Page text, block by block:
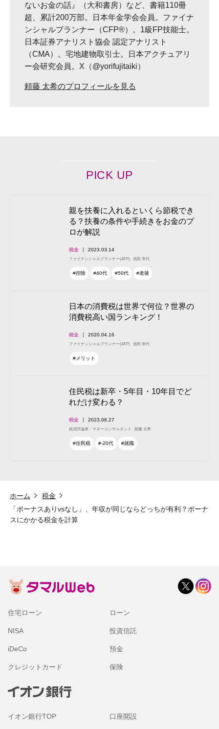
ないお金の話』（大和書房）など、書籍110冊
超、累計200万部。日本年金学会会員。ファイナ
ンシャルプランナー（CFP®）。1級FP技能士。
日本証券アナリスト協会 認定アナリスト
（CMA）。宅地建物取引士。日本アクチュアリ
ー会研究会員。X（@yorifujitaiki）
頼藤 太希のプロフィールを見る
PICK UP
親を扶養に入れるといくら節税でき
る？扶養の条件や手続きをお金のプ
ロが解説
税金 2023.03.14
ファイナンシャルプランナー(AFP) 池田 幸代
#控除 #40代 #50代 #老後
日本の消費税は世界で何位？世界の
消費税高い国ランキング！
税金 2020.04.16
ファイナンシャルプランナー(AFP) 池田 幸代
#メリット
住民税は新卒・5年目・10年目でど
れだけ変わる？
税金 2023.06.27
経済評論家・マネーコンサルタント 頼藤 太希
#住民税 #-20代 #就職
ホーム
税金
「ボーナスありvsなし」、年収が同じならどっちが有利？ボーナ
スにかかる税金を計算
住宅ローン ローン
NISA 投資信託
iDeCo 預金
クレジットカード 保険
イオン銀行TOP 口座開設